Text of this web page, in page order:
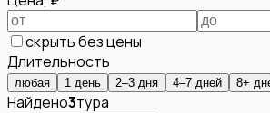
скрыть без цены
Длительность
любая 1 день 2–3 дня 4–7 дней 8+
Найдено3тура